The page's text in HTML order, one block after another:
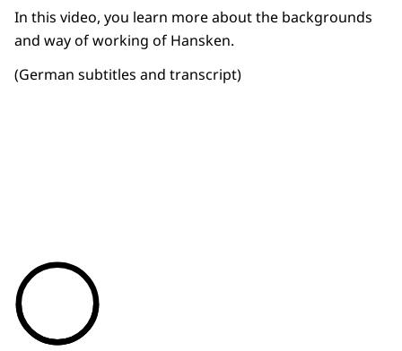
In this video, you learn more about the backgrounds
and way of working of Hansken.
(German subtitles and transcript)